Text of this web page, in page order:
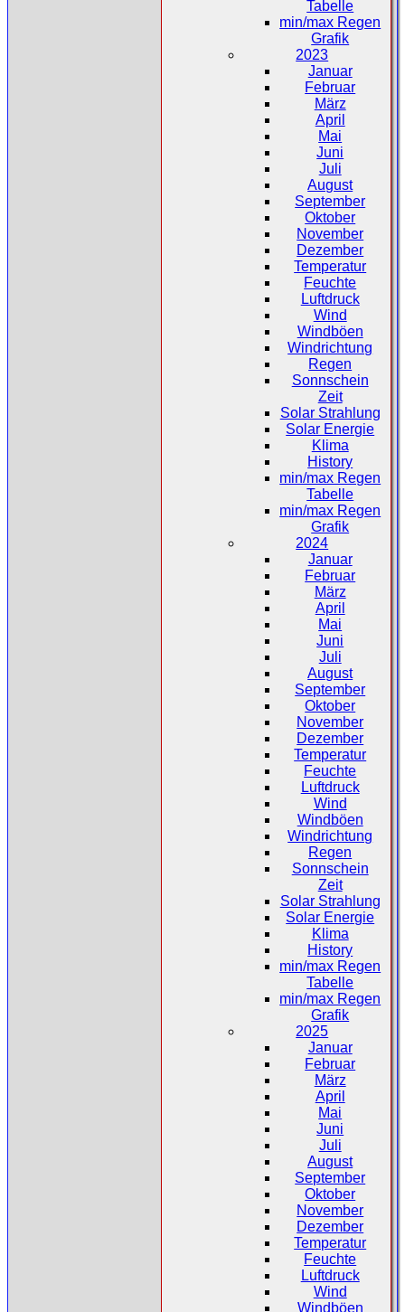
Tabelle
min/max Regen
Grafik
2023
Januar
Februar
März
April
Mai
Juni
Juli
August
September
Oktober
November
Dezember
Temperatur
Feuchte
Luftdruck
Wind
Windböen
Windrichtung
Regen
Sonnschein
Zeit
Solar Strahlung
Solar Energie
Klima
History
min/max Regen
Tabelle
min/max Regen
Grafik
2024
Januar
Februar
März
April
Mai
Juni
Juli
August
September
Oktober
November
Dezember
Temperatur
Feuchte
Luftdruck
Wind
Windböen
Windrichtung
Regen
Sonnschein
Zeit
Solar Strahlung
Solar Energie
Klima
History
min/max Regen
Tabelle
min/max Regen
Grafik
2025
Januar
Februar
März
April
Mai
Juni
Juli
August
September
Oktober
November
Dezember
Temperatur
Feuchte
Luftdruck
Wind
Windböen